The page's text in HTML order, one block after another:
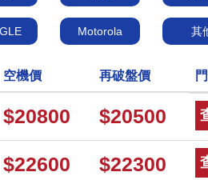
Motorola 其
空機價 再破盤價
$20800 $20500
$22600 $22300